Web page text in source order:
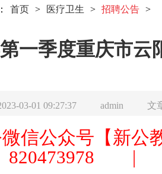
： 首页 > 医疗卫生 > 招聘公告 >
一季度重庆市
03-01 09:27:37 admin 文
微信公众号【
820473978